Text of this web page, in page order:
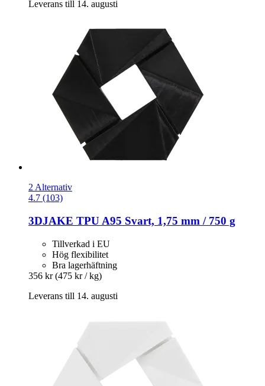
Leverans till 14. augusti
2 Alternativ
4.7 (103)
3DJAKE TPU A95 Svart, 1,75 mm / 750 g
Tillverkad i EU
Hög flexibilitet
Bra lagerhäftning
356 kr (475 kr / kg)
Leverans till 14. augusti